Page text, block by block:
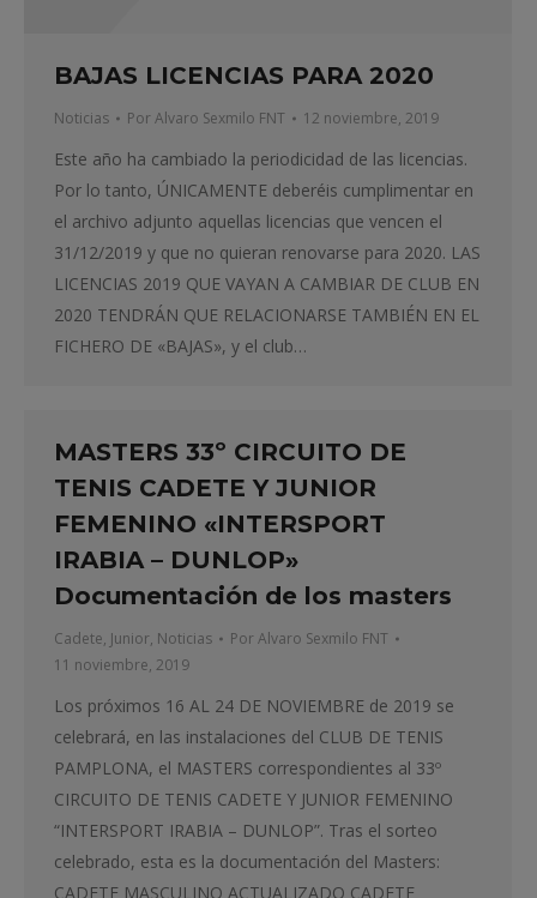
BAJAS LICENCIAS PARA 2020
Noticias PorAlvaro Sexmilo FNT 12 noviembre, 2019
Este año ha cambiado la periodicidad de las licencias.
Por lo tanto, ÚNICAMENTE deberéis cumplimentar en
el archivo adjunto aquellas licencias que vencen el
31/12/2019 y que no quieran renovarse para 2020. LAS
LICENCIAS 2019 QUE VAYAN A CAMBIAR DE CLUB EN
2020 TENDRÁN QUE RELACIONARSE TAMBIÉN EN EL
FICHERO DE «BAJAS», y el club…
MASTERS 33º CIRCUITO DE
TENIS CADETE Y JUNIOR
FEMENINO «INTERSPORT
IRABIA – DUNLOP»
Documentación de los masters
Cadete, Junior, Noticias PorAlvaro Sexmilo FNT
11 noviembre, 2019
Los próximos 16 AL 24 DE NOVIEMBRE de 2019 se
celebrará, en las instalaciones del CLUB DE TENIS
PAMPLONA, el MASTERS correspondientes al 33º
CIRCUITO DE TENIS CADETE Y JUNIOR FEMENINO
“INTERSPORT IRABIA – DUNLOP”. Tras el sorteo
celebrado, esta es la documentación del Masters:
CADETE MASCULINO ACTUALIZADO CADETE